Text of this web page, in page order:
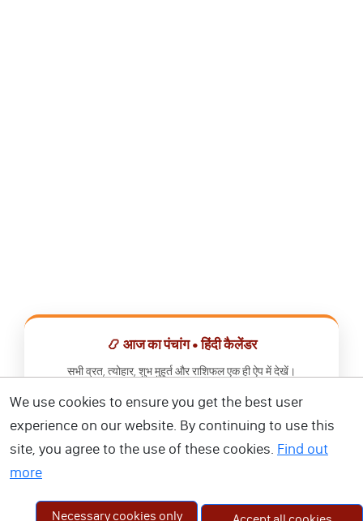
📿 आज का पंचांग • हिंदी कैलेंडर
सभी व्रत, त्योहार, शुभ मुहूर्त और राशिफल एक ही ऐप में देखें।
📅 हिंदी कैलेंडर ऐप डाउनलोड करें
We use cookies to ensure you get the best user
experience on our website. By continuing to use this
site, you agree to the use of these cookies. Find out
more
Necessary cookies only